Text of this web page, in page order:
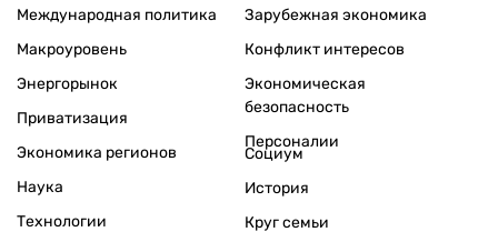
Международная политика
Макроуровень
Энергорынок
Приватизация
Экономика регионов
Зарубежная экономика
Конфликт интересов
Экономическая
безопасность
Персоналии
Наука
Технологии
Социум
История
Круг семьи